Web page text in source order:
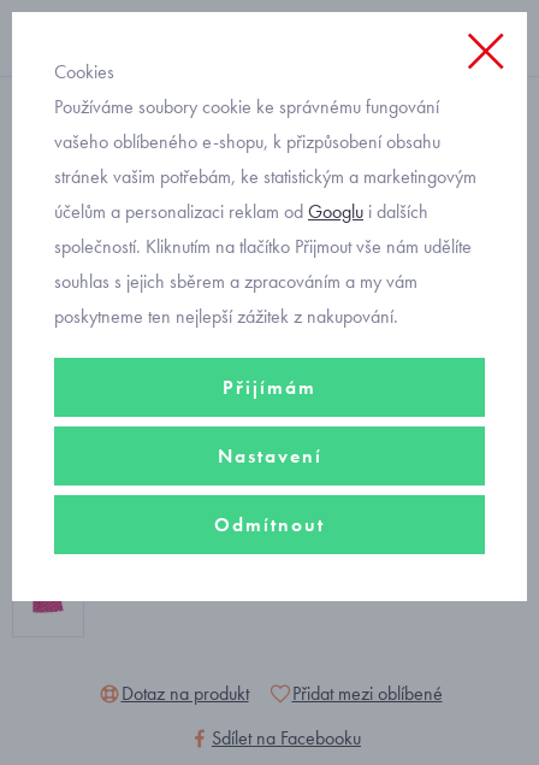
kabátek
růžový softshellový kabát s
reflexními srdíčky 0105
velikost 104 a 110
Dotaz na produkt
Přidat mezi oblíbené
Sdílet na Facebooku
Cookies
Používáme soubory cookie ke správnému fungování
vašeho oblíbeného e-shopu, k přizpůsobení obsahu
stránek vašim potřebám, ke statistickým a marketingovým
účelům a personalizaci reklam odGooglu i dalších
společností. Kliknutím na tlačítko Přijmout vše nám udělíte
souhlas s jejich sběrem a zpracováním a my vám
poskytneme ten nejlepší zážitek z nakupování.
Přijímám
Nastavení
Odmítnout